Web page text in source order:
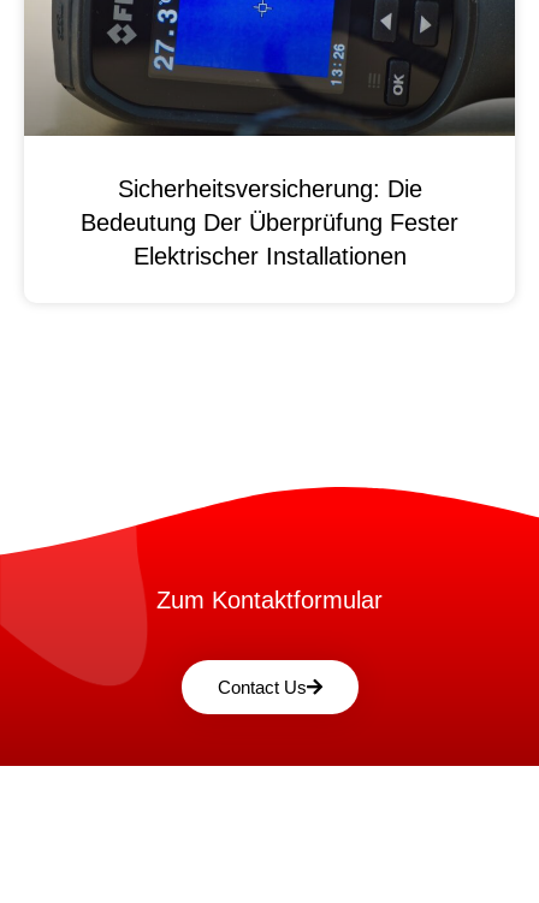
Sicherheitsversicherung: Die
Bedeutung Der Überprüfung Fester
Elektrischer Installationen
Zum Kontaktformular
Contact Us